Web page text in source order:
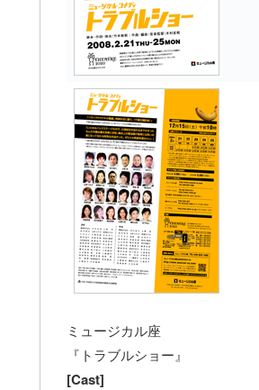
ミュージカル座
『トラブルショー』
[Cast]